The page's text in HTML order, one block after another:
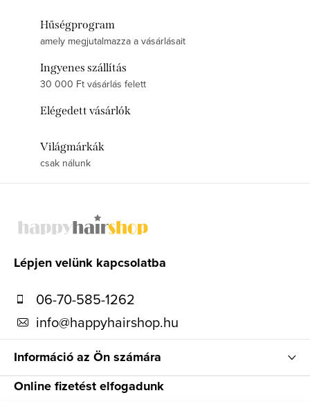
Hűségprogram
amely megjutalmazza a vásárlásait
Ingyenes szállítás
30 000 Ft vásárlás felett
Elégedett vásárlók
Világmárkák
csak nálunk
Lépjen velünk kapcsolatba
06-70-585-1262
info@happyhairshop.hu
Információ az Ön számára
Online fizetést elfogadunk